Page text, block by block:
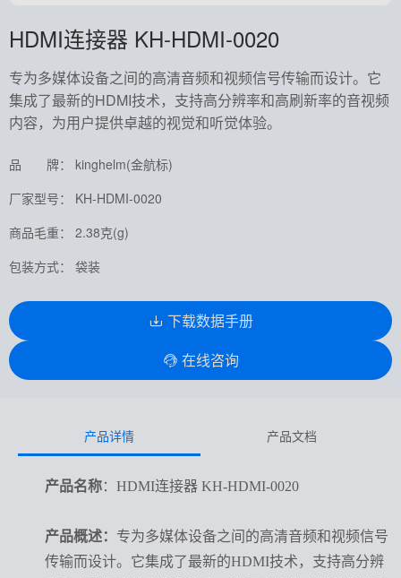
HDMI连接器 KH-HDMI-0020
专为多媒体设备之间的高清音频和视频信号传输而设计。它
集成了最新的HDMI技术，支持高分辨率和高刷新率的音视频
内容，为用户提供卓越的视觉和听觉体验。
品 牌： kinghelm(金航标)
厂家型号： KH-HDMI-0020
商品毛重： 2.38克(g)
包装方式： 袋装
下载数据手册
在线咨询
产品详情 产品文档
产品名称：HDMI连接器 KH-HDMI-0020
产品概述： 专为多媒体设备之间的高清音频和视频信号
传输而设计。它集成了最新的HDMI技术，支持高分辨